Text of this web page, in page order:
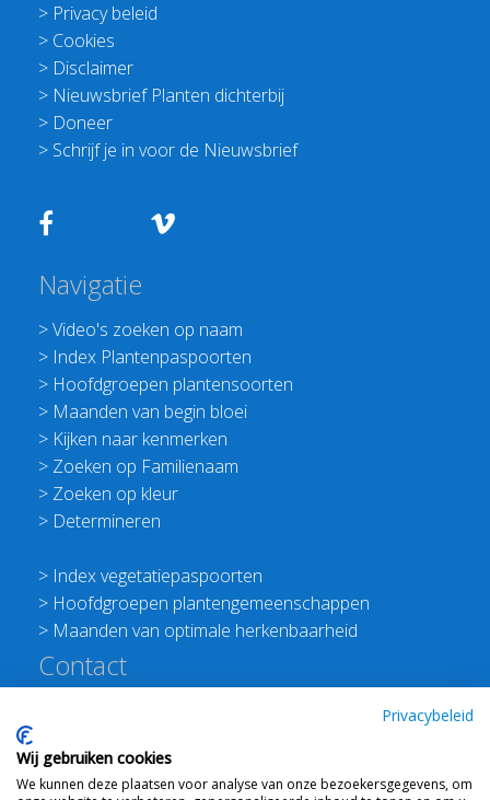
> Privacy beleid
> Cookies
> Disclaimer
> Nieuwsbrief Planten dichterbij
> Doneer
> Schrijf je in voor de Nieuwsbrief
Navigatie
>Video's zoeken op naam
> Index Plantenpaspoorten
> Hoofdgroepen plantensoorten
> Maanden van begin bloei
> Kijken naar kenmerken
> Zoeken op Familienaam
> Zoeken op kleur
> Determineren
> Index vegetatiepaspoorten
> Hoofdgroepen plantengemeenschappen
> Maanden van optimale herkenbaarheid
Contact
E:info@floravannederland.nl
Plein 1992 70F 6221JP Maastricht
Privacybeleid
Wij gebruiken cookies
We kunnen deze plaatsen voor analyse van onze bezoekersgegevens, om